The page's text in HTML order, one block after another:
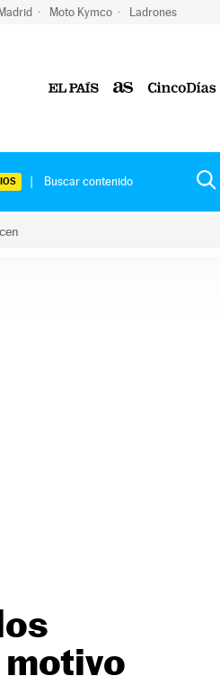
Moto Kymco Ladrones